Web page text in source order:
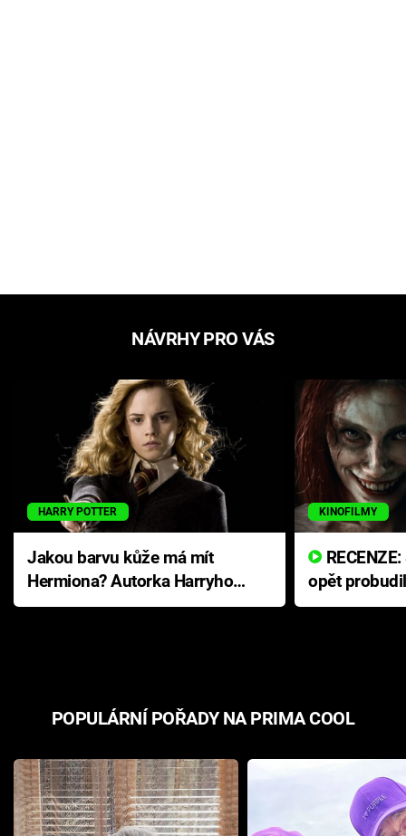
NÁVRHY PRO VÁS
HARRY POTTER
Jakou barvu kůže má mít
Hermiona? Autorka Harryho
Pottera přišla s ráznou
KINOFILMY
opět
přichází s
POPULÁRNÍ POŘADY NA PRIMA COOL